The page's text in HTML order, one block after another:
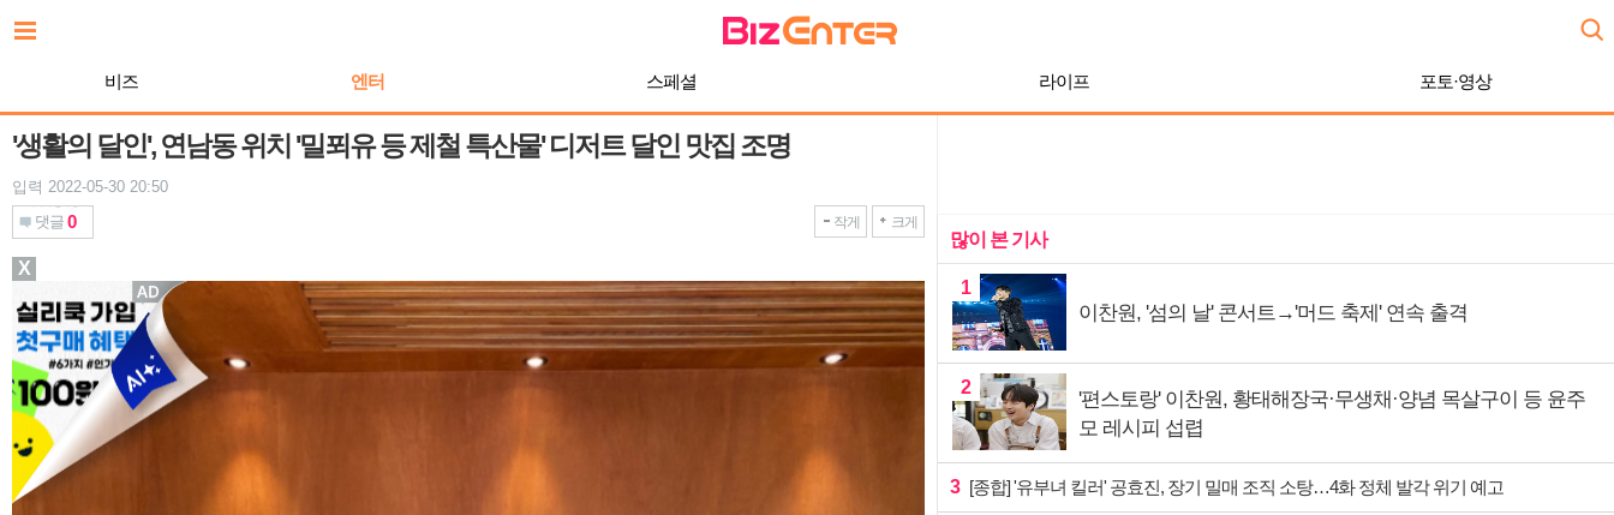
문
비즈 엔터 스페셜 라이프 포토·영상
'생활의 달인', 연남동 위치 '밀푀유 등 제철 특산물' 디저트 달인 맛집 조명
입력 2022-05-30 20:50
댓글 0 작게 크게
많이 본 기사
1
이찬원, '섬의 날' 콘서트→'머드 축제' 연속 출격
2
'편스토랑' 이찬원, 황태해장국·무생채·양념 목살구이 등 윤주
모 레시피 섭렵
3 [종합] '유부녀 킬러' 공효진, 장기 밀매 조직 소탕…4화 정체 발각 위기 예고
X